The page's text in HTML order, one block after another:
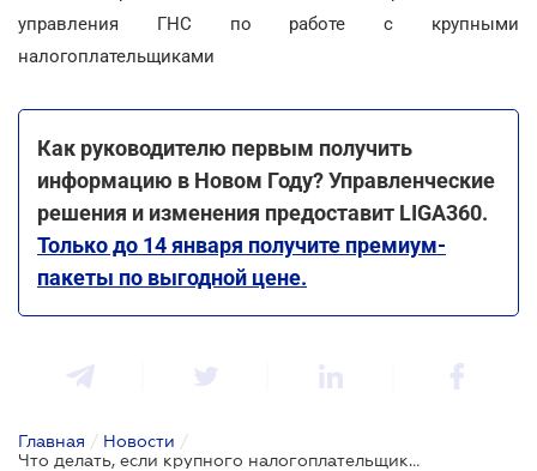
управления ГНС по работе с крупными
налогоплательщиками
Как руководителю первым получить
информацию в Новом Году? Управленческие
решения и изменения предоставит LIGA360.
Только до 14 января получите премиум-
пакеты по выгодной цене.
Главная / Новости /
Что делать, если крупного налогоплательщика не включили в Реестр на 2022 год